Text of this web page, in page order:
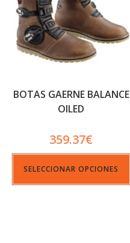
BOTAS GAERNE BALANCE
OILED
359.37€
SELECCIONAR OPCIONES